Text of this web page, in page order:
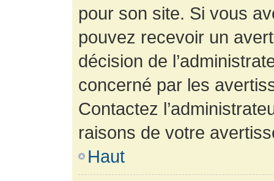
pour son site. Si vous
pouvez recevoir un
décision de
concerné par les
Contactez
raisons de votre
Haut